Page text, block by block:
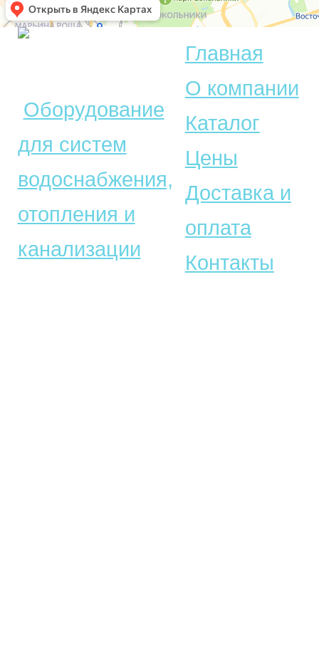
Оборудование
для систем
водоснабжения,
отопления и
канализации
Главная
О компании
Каталог
Цены
Доставка и
оплата
Контакты